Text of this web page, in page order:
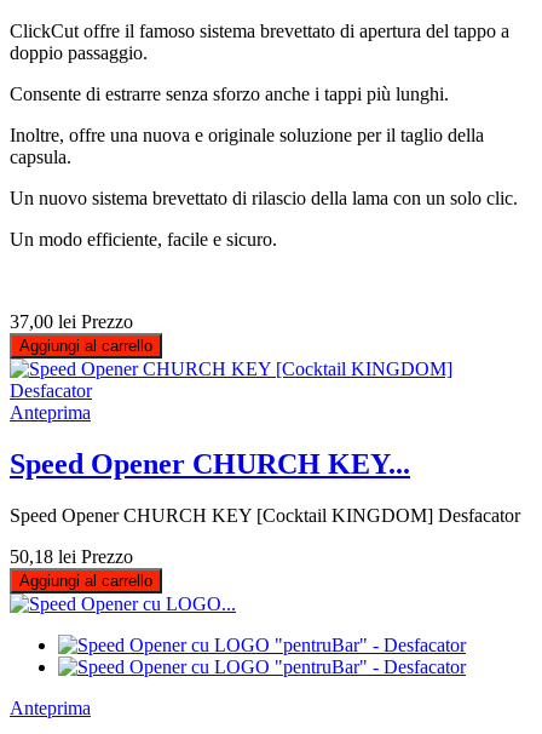
ClickCut offre il famoso sistema brevettato di apertura del tappo a
doppio passaggio.
Consente di estrarre senza sforzo anche i tappi più lunghi.
Inoltre, offre una nuova e originale soluzione per il taglio della
capsula.
Un nuovo sistema brevettato di rilascio della lama con un solo clic.
Un modo efficiente, facile e sicuro.
37,00 lei Prezzo
Aggiungi al carrello
Anteprima
Speed Opener CHURCH KEY...
Speed Opener CHURCH KEY [Cocktail KINGDOM] Desfacator
50,18 lei Prezzo
Aggiungi al carrello
Anteprima